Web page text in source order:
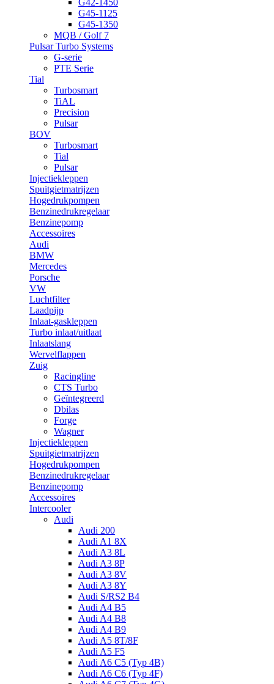
G42-1450
G45-1125
G45-1350
MQB / Golf 7
Pulsar Turbo Systems
G-serie
PTE Serie
Tial
Turbosmart
TiAL
Precision
Pulsar
BOV
Turbosmart
Tial
Pulsar
Injectiekleppen
Spuitgietmatrijzen
Hogedrukpompen
Benzinedrukregelaar
Benzinepomp
Accessoires
Audi
BMW
Mercedes
Porsche
VW
Luchtfilter
Laadpijp
Inlaat-gaskleppen
Turbo inlaat/uitlaat
Inlaatslang
Wervelflappen
Zuig
Racingline
CTS Turbo
Geïntegreerd
Dbilas
Forge
Wagner
Injectiekleppen
Spuitgietmatrijzen
Hogedrukpompen
Benzinedrukregelaar
Benzinepomp
Accessoires
Intercooler
Audi
Audi 200
Audi A1 8X
Audi A3 8L
Audi A3 8P
Audi A3 8V
Audi A3 8Y
Audi S/RS2 B4
Audi A4 B5
Audi A4 B8
Audi A4 B9
Audi A5 8T/8F
Audi A5 F5
Audi A6 C5 (Typ 4B)
Audi A6 C6 (Typ 4F)